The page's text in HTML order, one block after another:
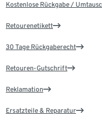
Kostenlose Rückgabe /
Retourenetikett
30 Tage Rückgaberecht
Retouren-Gutschrift
Reklamation
Ersatzteile & Reparatur